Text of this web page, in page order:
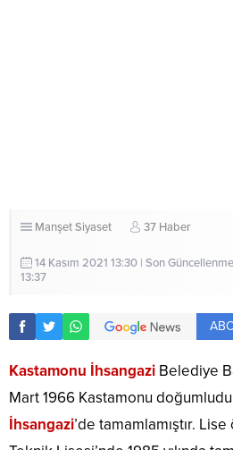
ManşetSiyaset 37 Haber
14 Kasım 2021 13:30 | Son
13:37
Kastamonu İhsangazi Belediye
Mart 1966 Kastamonu
İhsangazi’de tamamlamıştır.